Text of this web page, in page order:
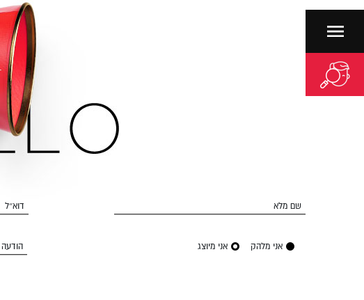
שם מלא דוא״ל
אני מלהק אני מיוצג הודעה